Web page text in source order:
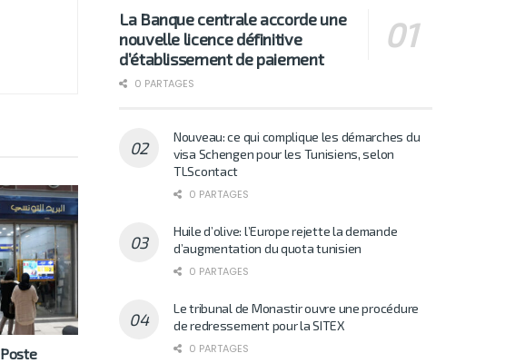
La Banque centrale accorde une
nouvelle licence définitive
d’établissement de paiement
0 PARTAGES
Nouveau: ce qui complique les démarches du
visa Schengen pour les Tunisiens, selon
TLScontact
0 PARTAGES
Huile d’olive: l’Europe rejette la demande
d’augmentation du quota tunisien
0 PARTAGES
Le tribunal de Monastir ouvre une procédure
de redressement pour la SITEX
0 PARTAGES